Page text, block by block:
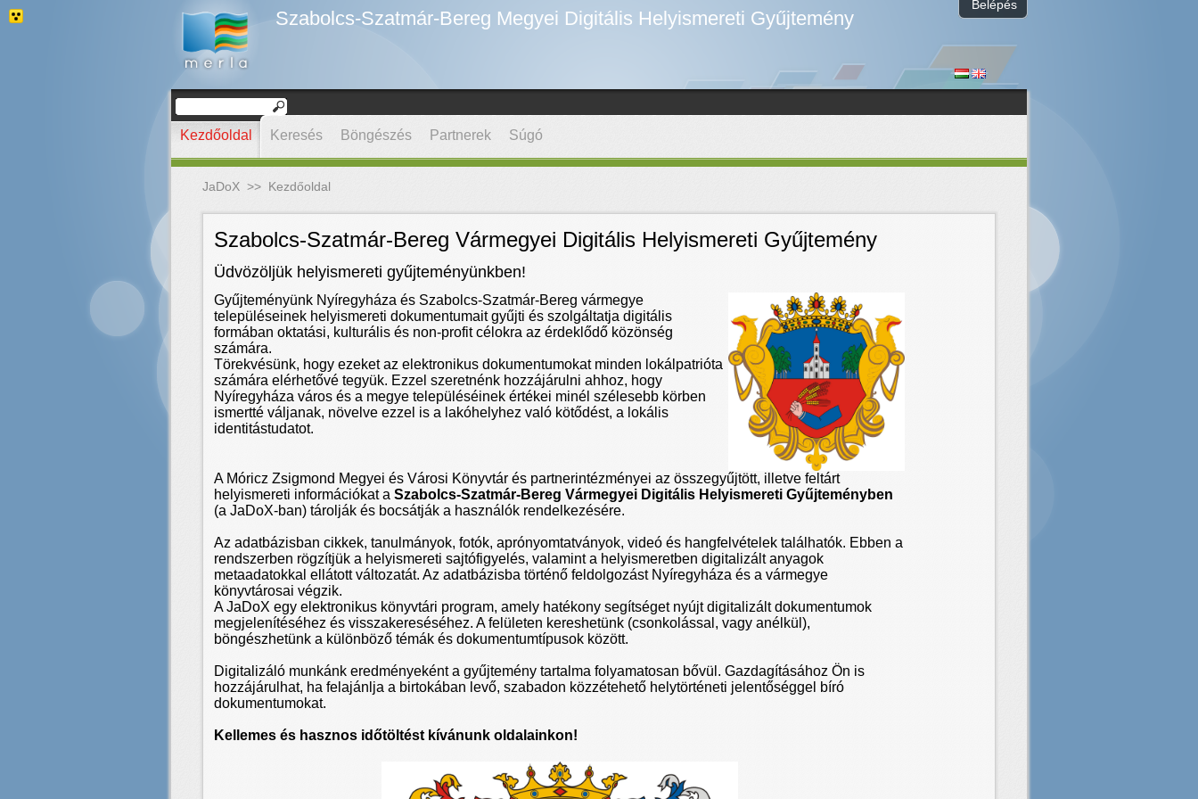
Szabolcs-Szatmár-Bereg Megyei Digitális Helyismereti Gyűjtemény
Kezdőoldal Keresés Böngészés Partnerek Súgó
JaDoX >> Kezdőoldal
Belépés
Szabolcs-Szatmár-Bereg Vármegyei Digitális Helyismereti Gyűjtemény
Üdvözöljük helyismereti gyűjteményünkben!
Gyűjteményünk Nyíregyháza és Szabolcs-Szatmár-Bereg vármegye
településeinek helyismereti dokumentumait gyűjti és szolgáltatja digitális
formában oktatási, kulturális és non-profit célokra az érdeklődő közönség
számára.
Törekvésünk, hogy ezeket az elektronikus dokumentumokat minden lokálpatrióta
számára elérhetővé tegyük. Ezzel szeretnénk hozzájárulni ahhoz, hogy
Nyíregyháza város és a megye településéinek értékei minél szélesebb körben
ismertté váljanak, növelve ezzel is a lakóhelyhez való kötődést, a lokális
identitástudatot.
A Móricz Zsigmond Megyei és Városi Könyvtár és partnerintézményei az összegyűjtött, illetve feltárt
helyismereti információkat a Szabolcs-Szatmár-Bereg Vármegyei Digitális Helyismereti Gyűjteményben
(a JaDoX-ban) tárolják és bocsátják a használók rendelkezésére.
Az adatbázisban cikkek, tanulmányok, fotók, aprónyomtatványok, videó és hangfelvételek találhatók. Ebben a
rendszerben rögzítjük a helyismereti sajtófigyelés, valamint a helyismeretben digitalizált anyagok
metaadatokkal ellátott változatát. Az adatbázisba történő feldolgozást Nyíregyháza és a vármegye
könyvtárosai végzik.
A JaDoX egy elektronikus könyvtári program, amely hatékony segítséget nyújt digitalizált dokumentumok
megjelenítéséhez és visszakereséséhez. A felületen kereshetünk (csonkolással, vagy anélkül),
böngészhetünk a különböző témák és dokumentumtípusok között.
Digitalizáló munkánk eredményeként a gyűjtemény tartalma folyamatosan bővül. Gazdagításához Ön is
hozzájárulhat, ha felajánlja a birtokában levő, szabadon közzétehető helytörténeti jelentőséggel bíró
dokumentumokat.
Kellemes és hasznos időtöltést kívánunk oldalainkon!